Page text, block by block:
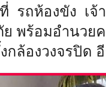
รถห้องขัง เ
พร้อมอำนวย
งกล้องวงจรปิ